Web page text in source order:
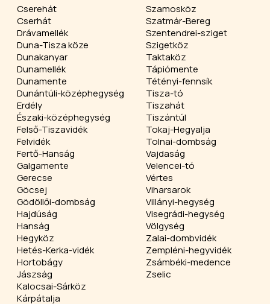
Cserehát
Cserhát
Drávamellék
Duna-Tisza köze
Dunakanyar
Dunamellék
Dunamente
Dunántúli-középhegység
Erdély
Északi-középhegység
Felső-Tiszavidék
Felvidék
Fertő-Hanság
Galgamente
Gerecse
Göcsej
Gödöllői-dombság
Hajdúság
Hanság
Hegyköz
Hetés-Kerka-vidék
Hortobágy
Jászság
Kalocsai-Sárköz
Kárpátalja
Szamosköz
Szatmár-Bereg
Szentendrei-sziget
Szigetköz
Taktaköz
Tápiómente
Tétényi-fennsík
Tisza-tó
Tiszahát
Tiszántúl
Tokaj-Hegyalja
Tolnai-dombság
Vajdaság
Velencei-tó
Vértes
Viharsarok
Villányi-hegység
Visegrádi-hegység
Völgység
Zalai-dombvidék
Zempléni-hegyvidék
Zsámbéki-medence
Zselic